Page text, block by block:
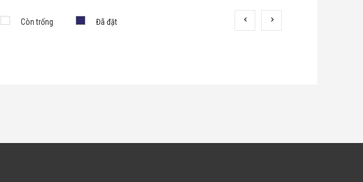
Còn trống Đã đặt